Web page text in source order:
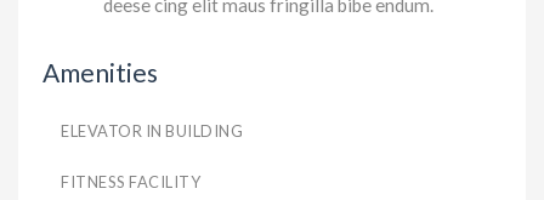
deese cing elit maus fringilla bibe endum.
Amenities
ELEVATOR IN BUILDING
FITNESS FACILITY